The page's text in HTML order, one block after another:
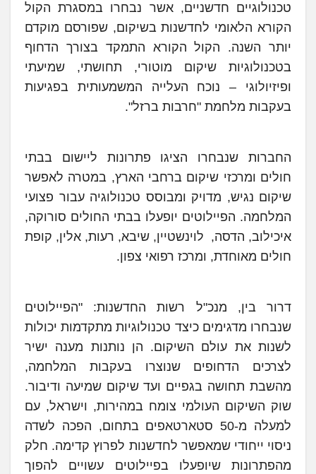
טכנולוגיים חדשניים, אשר נבחרו במסגרת הקול
הקורא הלאומי לחדשנות בשיקום, שפורסם מוקדם
יותר השנה. הקול הקורא התמקד בצורך הדחוף
בטכנולוגיות שיקום מוטורי, תחושתי, שמיעתי
ופיזיולוגי – נוכח העלייה המשמעותית בפגיעות
בעקבות מלחמת "חרבות ברזל".
החברות שנבחרו הציגו פתרונות ליישום בבתי
חולים ומרכזי שיקום ברחבי הארץ, במטרה לאפשר
שיקום נגיש, מדויק ומבוסס טכנולוגיה עבור פצועי
המלחמה. הפיילוטים יופעלו בבתי החולים סורוקה,
איכילוב, הדסה, לוינשטיין, שיבא, רעות, אלין, קופת
חולים מאוחדת, ומרכז רפואי צפון.
דרור בין, מנכ"ל רשות החדשנות: "הפיילוטים
שנבחרו מדגימים כיצד טכנולוגיות מתקדמות יכולות
לשנות את עולם השיקום. הן נותנות מענה ישיר
לצרכים הדחופים שנוצרו בעקבות המלחמה,
מהשבת תחושה בגפיים ועד שיקום שמיעה ודיבור.
שוק השיקום העולמי צומח במהירות, וישראל, עם
למעלה מ-50 סטארטאפים בתחום, הפכה לשדה
ניסוי ייחודי שמאפשר לחדשנות לפרוץ קדימה. חלק
מהפתרונות שיופעלו בפיילוטים עשויים להפוך